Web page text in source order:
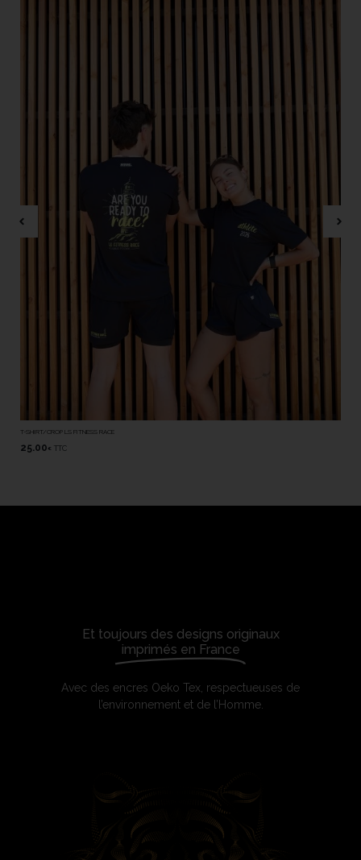
SHORT HOMME LS FITNESS RACE
45.00 € TTC
Et toujours des designs originaux
imprimés en France
Avec des encres Oeko Tex, respectueuses de
l’environnement et de l’Homme.